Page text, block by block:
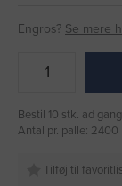
Engros? Se mere
Bestil 10 stk. ad
Antal pr. palle: 2400
Tilføj til